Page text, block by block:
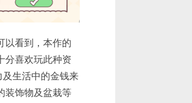
以看到，本作的
分喜欢玩此种资
生活中的金钱来
装饰物及盆栽等